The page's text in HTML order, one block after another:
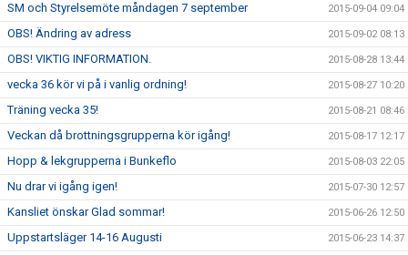
SM och Styrelsemöte måndagen 7 september 2015-09-04 09:04
OBS! Ändring av adress 2015-09-02 08:13
OBS! VIKTIG INFORMATION. 2015-08-28 13:44
vecka 36 kör vi på i vanlig ordning! 2015-08-27 10:20
Träning vecka 35! 2015-08-21 08:46
Veckan då brottningsgrupperna kör igång! 2015-08-17 12:17
Hopp & lekgrupperna i Bunkeflo 2015-08-03 22:05
Nu drar vi igång igen! 2015-07-30 12:57
Kansliet önskar Glad sommar! 2015-06-26 12:50
Uppstartsläger 14-16 Augusti 2015-06-23 14:37